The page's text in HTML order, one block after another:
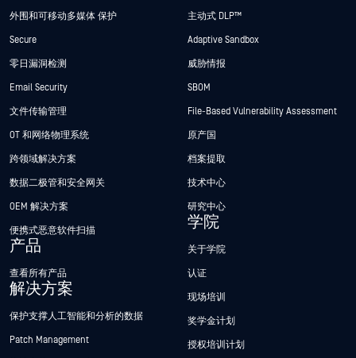
外围和可移动多媒体 保护
Secure
零日漏洞检测
Email Security
文件传输管理
OT 和网络物理系统
跨领域解决方案
数据二极管和安全网关
OEM 解决方案
便携式恶意软件扫描
产品
查看所有产品
解决方案
保护支撑人工智能和分析的数据
Patch Management
主动式 DLP™
Adaptive Sandbox
威胁情报
SBOM
File-Based Vulnerability Assessment
原产国
档案提取
技术中心
研究中心
学院
关于学院
认证
现场培训
奖学金计划
授权培训计划